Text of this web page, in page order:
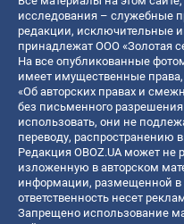
исследования – служебные
редакции, исключительные
принадлежат ООО «Золотая
На все опубликованные
имеет имущественные
«Об авторских правах и
без письменного
использовать, они не
переводу, распространению
Редакция OBOZ.UA может не
изложенную в авторском
информации, размещенной в
ответственность несет
Запрещено использование